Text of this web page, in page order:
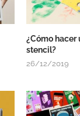
¿Cómo hacer
stencil?
26/12/2019